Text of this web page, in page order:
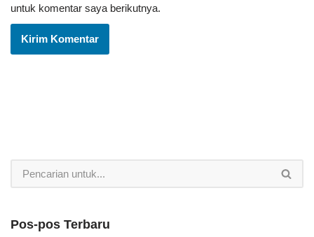
untuk komentar saya berikutnya.
Pos-pos Terbaru